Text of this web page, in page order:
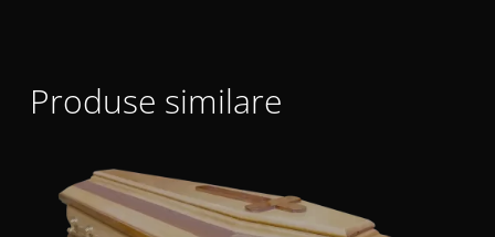
Produse similare